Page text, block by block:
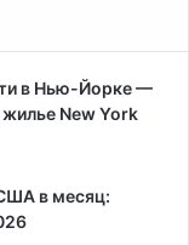
в Нью-Йорке —
New York
в месяц: